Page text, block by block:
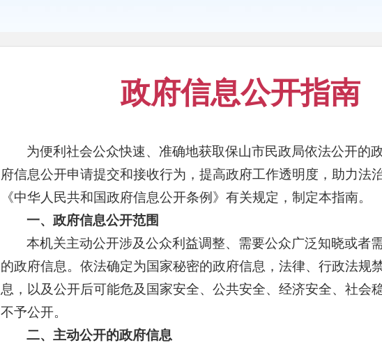
政府信息公开指南
为便利社会公众快速、准确地获取保山市民政局依法公开的
府信息公开申请提交和接收行为，提高政府工作透明度，助力法
《中华人民共和国政府信息公开条例》有关规定，制定本指南。
一、政府信息公开范围
本机关主动公开涉及公众利益调整、需要公众广泛知晓或者
的政府信息。依法确定为国家秘密的政府信息，法律、行政法规
息，以及公开后可能危及国家安全、公共安全、经济安全、社会
不予公开。
二、主动公开的政府信息